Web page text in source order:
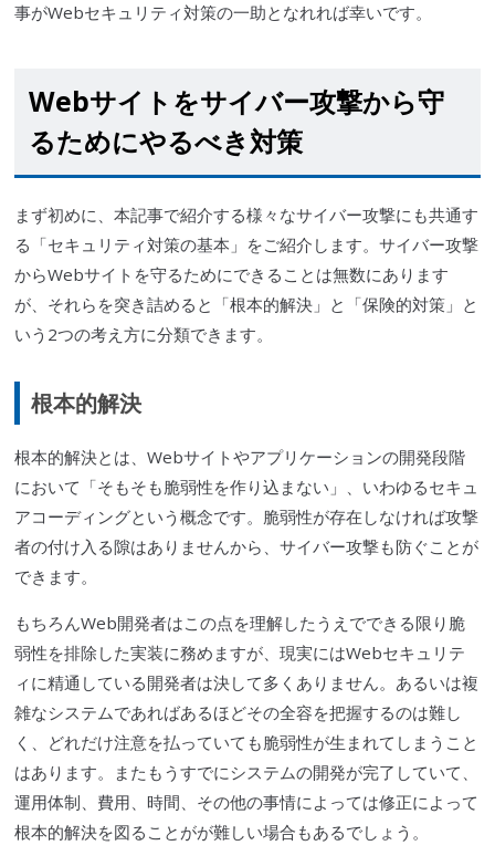
事がWebセキュリティ対策の一助となれれば幸いです。
Webサイトをサイバー攻撃から守
るためにやるべき対策
まず初めに、本記事で紹介する様々なサイバー攻撃にも共通す
る「セキュリティ対策の基本」をご紹介します。サイバー攻撃
からWebサイトを守るためにできることは無数にあります
が、それらを突き詰めると「根本的解決」と「保険的対策」と
いう2つの考え方に分類できます。
根本的解決
根本的解決とは、Webサイトやアプリケーションの開発段階
において「そもそも脆弱性を作り込まない」、いわゆるセキュ
アコーディングという概念です。 脆弱性が存在しなければ攻撃
者の付け入る隙はありませんから、サイバー攻撃も防ぐことが
できます。
もちろんWeb開発者はこの点を理解したうえでできる限り 脆
弱性を排除した実装に務めますが、現実にはWebセキュリテ
ィ に精通している開発者は決して多くありません。あるいは複
雑なシステムであればあるほどその全容を把握するのは難し
く、どれだけ注意を払っていても脆弱性が生まれてしまうこと
はあります。またもうすでにシステムの開発が完了していて、
運用体制、費用、時間、その他の事情によっては修正によって
根本的解決を図ることがが難しい場合もあるでしょう。